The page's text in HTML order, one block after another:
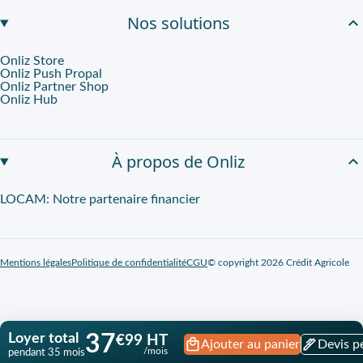
Loyer total
pendant 35 mois37€99 HT
/mois
Ajouter au panier Devis
Nos solutions
Onliz Store
Onliz Push Propal
Onliz Partner Shop
Onliz Hub
À propos de Onliz
LOCAM: Notre partenaire financier
Mentions légalesPolitique de confidentialitéCGU© copyright 2026 Crédit Agricole